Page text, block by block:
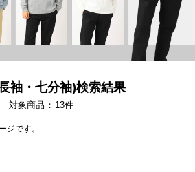
袖・七分袖)検索結果
対象商品 13件
ジです。